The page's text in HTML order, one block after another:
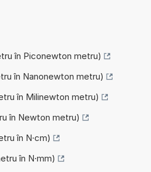
în Piconewton metru)
în Nanonewton metru)
în Milinewton metru)
în Newton metru)
în N·cm)
în N·mm)